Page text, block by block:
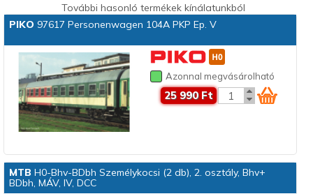
További hasonló termékek kínálatunkból
PIKO 97617 Personenwagen 104A PKP Ep. V
Azonnal megvásárolható
25 990 Ft
MTB H0-Bhv-BDbh Személykocsi (2 db), 2. osztály, Bhv+
BDbh, MÁV, IV, DCC